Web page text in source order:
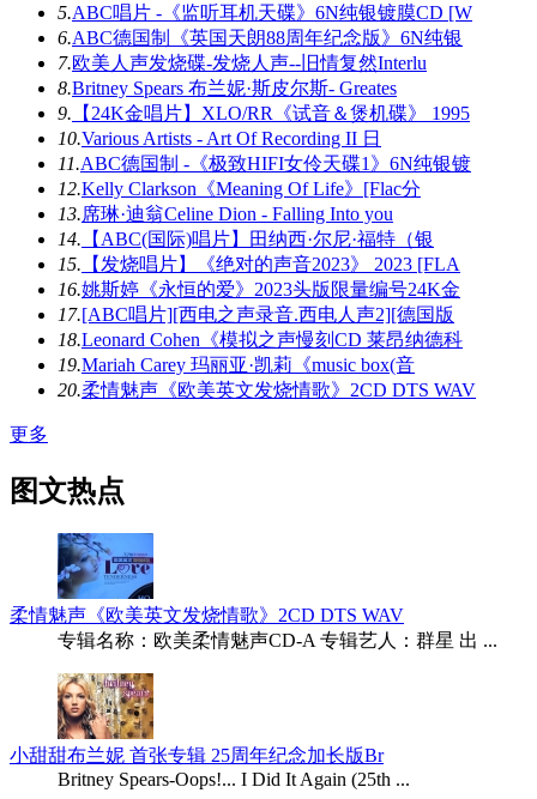
5.ABC唱片 -《监听耳机天碟》6N纯银镀膜CD [W
6.ABC德国制《英国天朗88周年纪念版》6N纯银
7.欧美人声发烧碟-发烧人声--旧情复然Interlu
8.Britney Spears 布兰妮·斯皮尔斯- Greates
9. 【24K金唱片】XLO/RR《试音＆煲机碟》 1995
10.Various Artists - Art Of Recording II 日
11.ABC德国制 -《极致HIFI女伶天碟1》6N纯银镀
12.Kelly Clarkson《Meaning Of Life》[Flac分
13.席琳·迪翁Celine Dion - Falling Into you
14. 【ABC(国际)唱片】田纳西·尔尼·福特（银
15. 【发烧唱片】《绝对的声音2023》 2023 [FLA
16.姚斯婷《永恒的爱》2023头版限量编号24K金
17.[ABC唱片][西电之声录音.西电人声2][德国版
18.Leonard Cohen《模拟之声慢刻CD 莱昂纳德科
19.Mariah Carey 玛丽亚·凯莉《music box(音
20.柔情魅声《欧美英文发烧情歌》2CD DTS WAV
更多
图文热点
柔情魅声《欧美英文发烧情歌》2CD DTS WAV
专辑名称：欧美柔情魅声CD-A 专辑艺人：群星 出 ...
小甜甜布兰妮 首张专辑 25周年纪念加长版Br
Britney Spears-Oops!... I Did It Again (25th ...